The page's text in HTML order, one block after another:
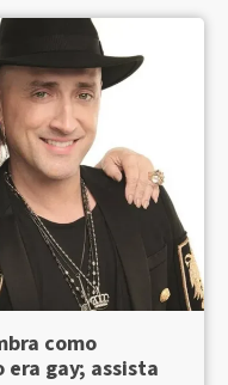
como
era gay; assista